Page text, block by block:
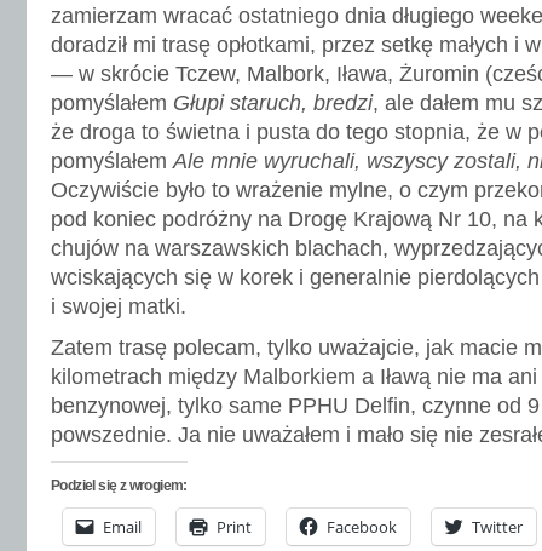
zamierzam wracać ostatniego dnia długiego
doradził mi trasę opłotkami, przez setkę małych i
— w skrócie Tczew, Malbork, Iława, Żuromin
pomyślałem Głupi staruch, bredzi, ale dałem mu
że droga to świetna i pusta do tego stopnia, że w
pomyślałemAle mnie wyruchali, wszyscy zostali,
Oczywiście było to wrażenie mylne, o czym
pod koniec podróżny na Drogę Krajową Nr 10, na
chujów na warszawskich blachach,
wciskających się w korek i generalnie
i swojej matki.
Zatem trasę polecam, tylko uważajcie, jak macie
kilometrach między Malborkiem a Iławą nie ma
benzynowej, tylko same PPHU Delfin, czynne od
powszednie. Ja nie uważałem i mało się nie
Podziel się z wrogiem:
Email Print Facebook Twitter